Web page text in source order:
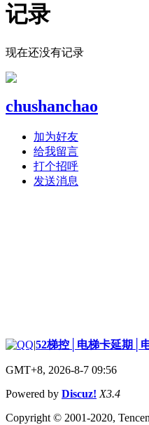
记录
现在还没有记录
chushanchao
加为好友
给我留言
打个招呼
发送消息
|52梯控│电梯卡延期│
GMT+8, 2026-8-7 09:56
Powered by Discuz! X3.4
Copyright © 2001-2020,